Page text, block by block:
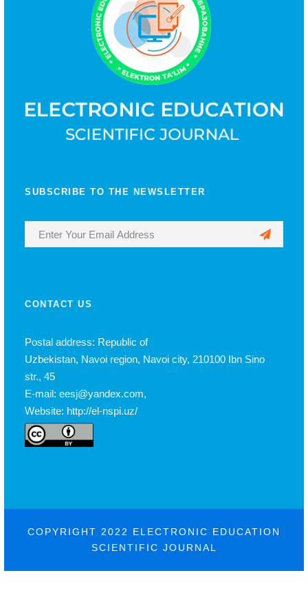
SUBSCRIBE TO THE NEWSLETTER
CONTACT US
Postal address: Republic of
Uzbekistan, Navoi region, Navoi city, 210100 Ibn Sino
str., 45
E-mail: eesj@yandex.com,
Website: http://el-nspi.uz/
COPYRIGHT 2022 ELECTRONIC EDUCATION
SCIENTIFIC JOURNAL